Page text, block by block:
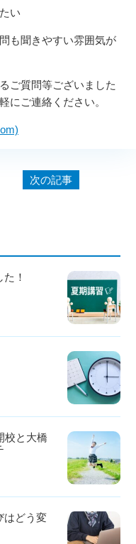
い
も聞きやすい雰囲気が
ご質問等ございました
にご連絡ください。
次の記事
！
校と大橋
はどう変